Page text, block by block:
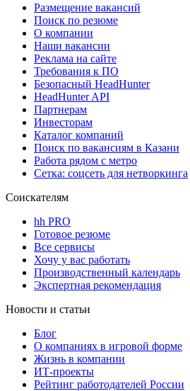
Размещение вакансий
Поиск по резюме
О компании
Наши вакансии
Реклама на сайте
Требования к ПО
Безопасный HeadHunter
HeadHunter API
Партнерам
Инвесторам
Каталог компаний
Поиск по вакансиям в Казани
Работа рядом с метро
Сетка: соцсеть для нетворкинга
Соискателям
hh PRO
Готовое резюме
Все сервисы
Хочу у вас работать
Производственный календарь
Экспертная рекомендация
Новости и статьи
Блог
О компаниях в игровой форме
Жизнь в компании
ИТ-проекты
Рейтинг работодателей России